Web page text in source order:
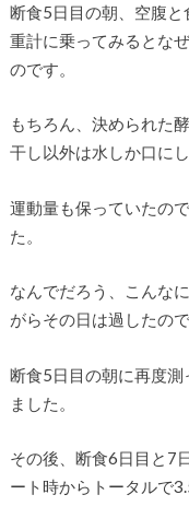
断食5日目の朝、空腹
重計に乗ってみるとな
のです。
もちろん、決められた
干し以外は水しか口にし
運動量も保っていたの
た。
なんでだろう、こんな
がらその日は過したの
断食5日目の朝に再度
ました。
その後、断食6日目と7
ート時からトータルで